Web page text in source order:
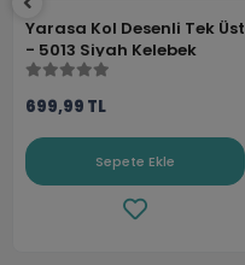
Yarasa Kol Desenli Tek Üst
- 5013 Siyah Kelebek
699,99 TL
Sepete Ekle